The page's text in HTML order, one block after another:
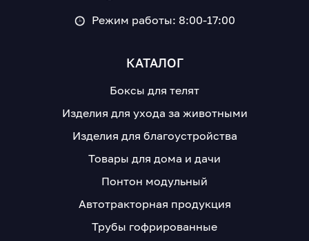
Режим работы: 8:00-17:00
КАТАЛОГ
Боксы для телят
Изделия для ухода за животными
Изделия для благоустройства
Товары для дома и дачи
Понтон модульный
Автотракторная продукция
Трубы гофрированные